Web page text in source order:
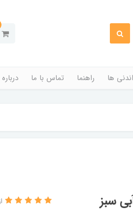
ها راهنما تماس با ما
از 22